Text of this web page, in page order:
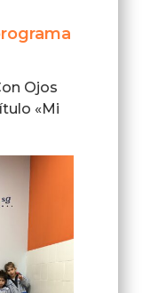
Ojos
«Mi